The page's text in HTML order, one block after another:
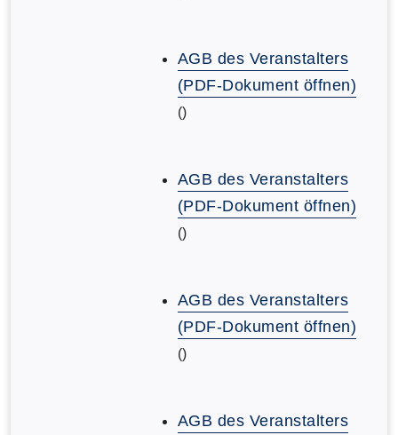
AGB des Veranstalters
(PDF-Dokument öffnen)
()
AGB des Veranstalters
(PDF-Dokument öffnen)
()
AGB des Veranstalters
(PDF-Dokument öffnen)
()
AGB des Veranstalters